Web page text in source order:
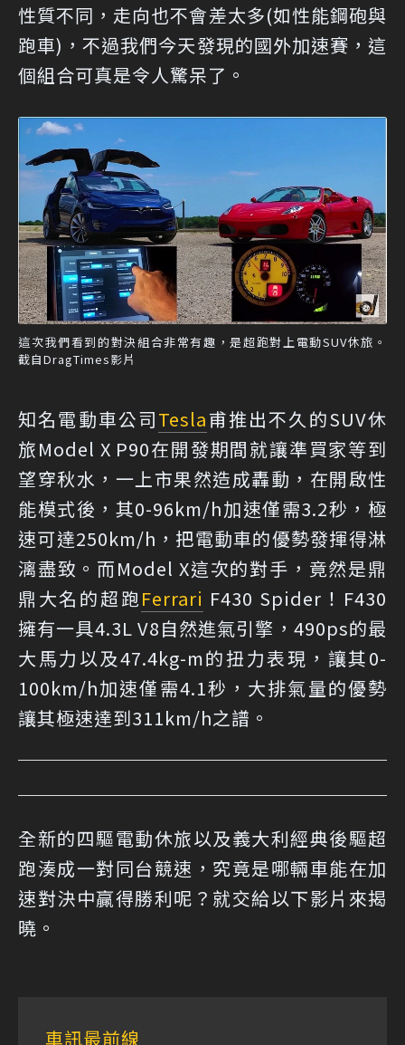
性質不同，走向也不會差太多(如性能鋼砲與
跑車)，不過我們今天發現的國外加速賽，這
個組合可真是令人驚呆了。
這次我們看到的對決組合非常有趣，是超跑對上電動SUV休旅。
截自DragTimes影片
知名電動車公司Tesla甫推出不久的SUV休
旅Model X P90在開發期間就讓準買家等到
望穿秋水，一上市果然造成轟動，在開啟性
能模式後，其0-96km/h加速僅需3.2秒，極
速可達250km/h，把電動車的優勢發揮得淋
漓盡致。而Model X這次的對手，竟然是鼎
鼎大名的超跑Ferrari F430 Spider！F430
擁有一具4.3L V8自然進氣引擎，490ps的最
大馬力以及47.4kg-m的扭力表現，讓其0-
100km/h加速僅需4.1秒，大排氣量的優勢
讓其極速達到311km/h之譜。
全新的四驅電動休旅以及義大利經典後驅超
跑湊成一對同台競速，究竟是哪輛車能在加
速對決中贏得勝利呢？就交給以下影片來揭
曉。
車訊最前線